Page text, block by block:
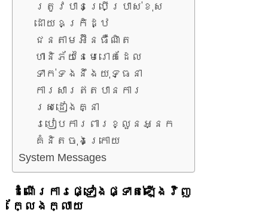
ត្រូវបានប្រើប្រាស់ខុស
ដោយឧក្រិដ្ឋ
ជនតាមអ៊ីនធឺណិត
ហានិភ័យនៃមេរោគដែល
ទាក់ទងនឹងយុទ្ធនា
ការសារឥតបានការ
ស្រដៀងគ្នា
របៀបការពារខ្លួនអ្នក
គំនិតចុងក្រោយ
System Messages
ដំណើរការផ្ទៀងផ្ទាត់ឡើងវិញ
ក្លែងក្លាយ